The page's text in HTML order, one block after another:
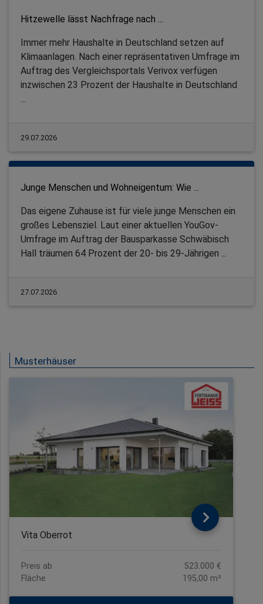
Hitzewelle lässt Nachfrage nach ...
Immer mehr Haushalte in Deutschland setzen auf
Klimaanlagen. Nach einer repräsentativen Umfrage im
Auftrag des Vergleichsportals Verivox verfügen
inzwischen 23 Prozent der Haushalte in Deutschland
29.07.2026
Junge Menschen und Wohneigentum: Wie ...
Das eigene Zuhause ist für viele junge Menschen ein
großes Lebensziel. Laut einer aktuellen YouGov-
Umfrage im Auftrag der Bausparkasse Schwäbisch
Hall träumen 64 Prozent der 20- bis 29-Jährigen ...
27.07.2026
Musterhäuser
Vita Oberrot
Preis ab
523.000 €
Fläche
195,00 m²